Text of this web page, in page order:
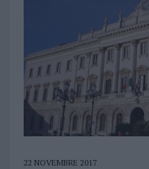
22 NOVEMBRE 2017